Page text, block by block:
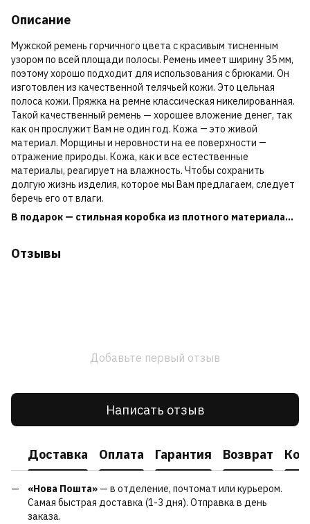
Описание
Мужской ремень горчичного цвета с красивым тисненным
узором по всей площади полосы. Ремень имеет ширину 35 мм,
поэтому хорошо подходит для использования с брюками. Он
изготовлен из качественной телячьей кожи. Это цельная
полоса кожи. Пряжка на ремне классическая никелированная.
Такой качественный ремень — хорошее вложение денег, так
как он прослужит Вам не один год. Кожа ― это живой
материал. Морщины и неровности на ее поверхности ―
отражение природы. Кожа, как и все естественные
материалы, реагирует на влажность. Чтобы сохранить
долгую жизнь изделия, которое мы Вам предлагаем, следует
беречь его от влаги.
В подарок — стильная коробка из плотного материала...
Отзывы
Добавьте первый отзыв
Написать отзыв
Доставка Оплата Гарантия Возврат
«Нова Пошта» — в отделение, почтомат или курьером.
Самая быстрая доставка (1-3 дня). Отправка в день
заказа.